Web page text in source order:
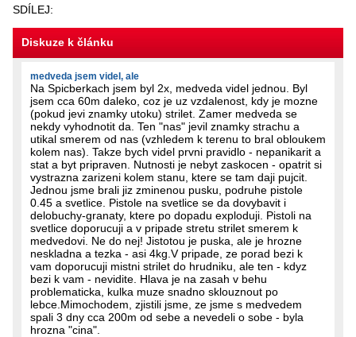
SDÍLEJ:
Diskuze k článku
medveda jsem videl, ale
Na Spicberkach jsem byl 2x, medveda videl jednou. Byl
jsem cca 60m daleko, coz je uz vzdalenost, kdy je mozne
(pokud jevi znamky utoku) strilet. Zamer medveda se
nekdy vyhodnotit da. Ten "nas" jevil znamky strachu a
utikal smerem od nas (vzhledem k terenu to bral obloukem
kolem nas). Takze bych videl prvni pravidlo - nepanikarit a
stat a byt pripraven. Nutnosti je nebyt zaskocen - opatrit si
vystrazna zarizeni kolem stanu, ktere se tam daji pujcit.
Jednou jsme brali jiz zminenou pusku, podruhe pistole
0.45 a svetlice. Pistole na svetlice se da dovybavit i
delobuchy-granaty, ktere po dopadu exploduji. Pistoli na
svetlice doporucuji a v pripade stretu strilet smerem k
medvedovi. Ne do nej! Jistotou je puska, ale je hrozne
neskladna a tezka - asi 4kg.V pripade, ze porad bezi k
vam doporucuji mistni strilet do hrudniku, ale ten - kdyz
bezi k vam - nevidite. Hlava je na zasah v behu
problematicka, kulka muze snadno sklouznout po
lebce.Mimochodem, zjistili jsme, ze jsme s medvedem
spali 3 dny cca 200m od sebe a nevedeli o sobe - byla
hrozna "cina".